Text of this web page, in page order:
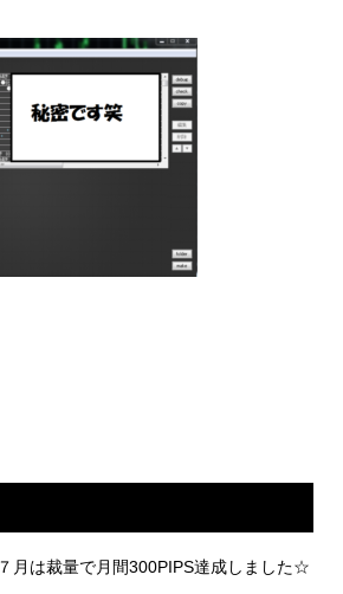
７月は裁量で月間300PIPS達成しました☆